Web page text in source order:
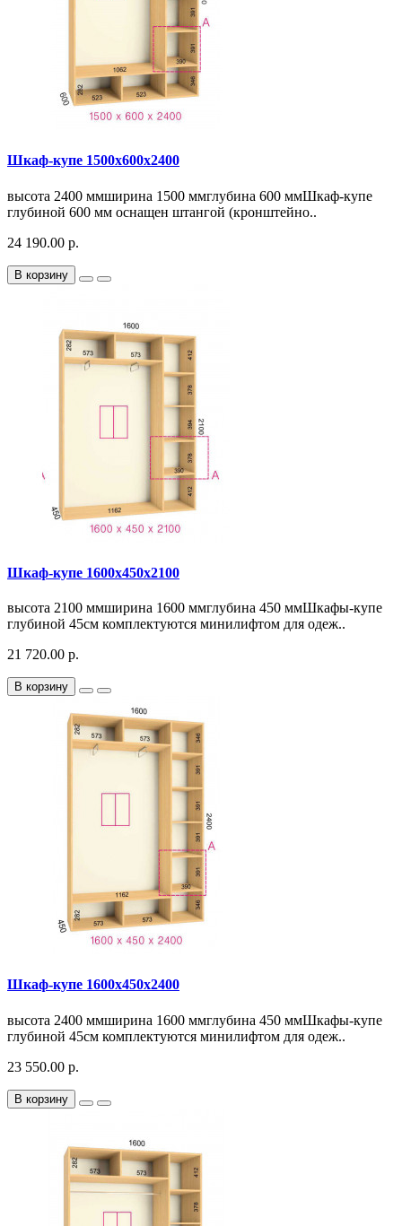
Шкаф-купе 1500х600х2400
высота 2400 ммширина 1500 ммглубина 600 ммШкаф-купе
глубиной 600 мм оснащен штангой (кронштейно..
24 190.00 р.
В корзину
Шкаф-купе 1600х450х2100
высота 2100 ммширина 1600 ммглубина 450 ммШкафы-купе
глубиной 45см комплектуются минилифтом для одеж..
21 720.00 р.
В корзину
Шкаф-купе 1600х450х2400
высота 2400 ммширина 1600 ммглубина 450 ммШкафы-купе
глубиной 45см комплектуются минилифтом для одеж..
23 550.00 р.
В корзину